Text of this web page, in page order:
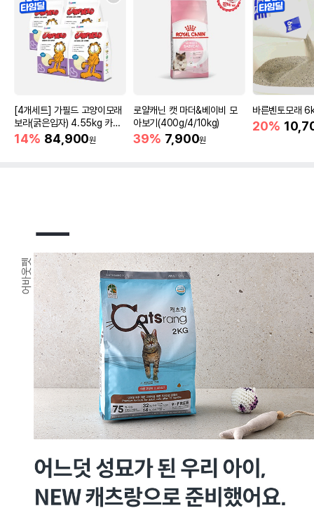
[4개세트] 가필드 고양이모래
보라(굵은입자) 4.55kg 카사
바모래
14% 84,900원
로얄캐닌 캣 마더&베이비 모
아보기(400g/4/10kg)
39% 7,900원
바른벤토모래
20%